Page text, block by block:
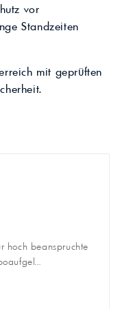
vor
Standzeiten
mit geprüften
hoch beanspruchte